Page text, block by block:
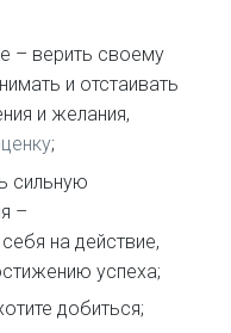
– верить своему
и отстаивать
и желания,
;
сильную
–
на действие,
успеха;
добиться;